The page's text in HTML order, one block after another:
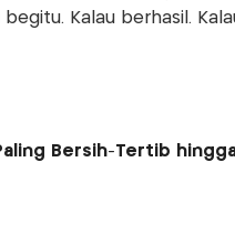
Kalau berhasil.
Bersih-Tertib